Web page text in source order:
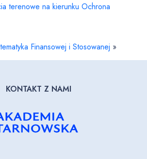
terenowe na kierunku Ochrona
Finansowej i Stosowanej »
KONTAKT Z NAMI